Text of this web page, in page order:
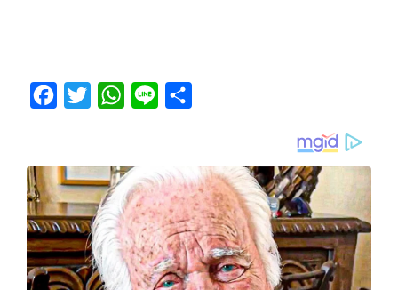
Facebook
Twitter WhatsApp
Line